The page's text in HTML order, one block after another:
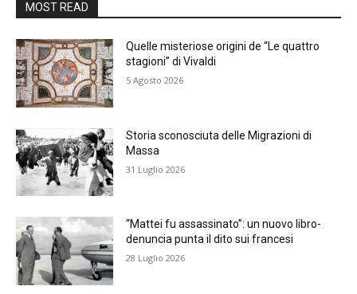
MOST READ
Quelle misteriose origini de “Le quattro
stagioni” di Vivaldi
5 Agosto 2026
Storia sconosciuta delle Migrazioni di
Massa
31 Luglio 2026
“Mattei fu assassinato”: un nuovo libro-
denuncia punta il dito sui francesi
28 Luglio 2026